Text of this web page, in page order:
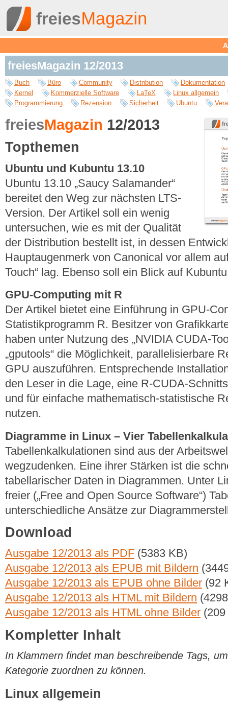
freiesMagazin 12/2013
Buch Büro Community Distribution
Dokumentation
Kernel
Kommerzielle Software LaTeX
Linux allgemein
Programmierung
Rezension Sicherheit Ubuntu
freiesMagazin 12/2013
Topthemen
Ubuntu und Kubuntu 13.10
Ubuntu 13.10 „Saucy Salamander“
bereitet den Weg zur nächsten LTS-
Version. Der Artikel soll ein wenig
untersuchen, wie es mit der Qualität
der Distribution bestellt ist, in dessen
Hauptaugenmerk von Canonical vor allem
Touch“ lag. Ebenso soll ein Blick auf
GPU-Computing mit R
Der Artikel bietet eine Einführung in GPU-
Statistikprogramm R. Besitzer von
haben unter Nutzung des „NVIDIA CUDA-
„gputools“ die Möglichkeit, parallelisierbare
GPU auszuführen. Entsprechende
den Leser in die Lage, eine R-CUDA-
und für einfache mathematisch-statistische
nutzen.
Diagramme in Linux – Vier
Tabellenkalkulationen sind aus der
wegzudenken. Eine ihrer Stärken ist die
tabellarischer Daten in Diagrammen. Unter
freier („Free and Open Source Software“)
unterschiedliche Ansätze zur
Download
Ausgabe 12/2013 als PDF (5383 KB)
Ausgabe 12/2013 als EPUB mit Bildern
Ausgabe 12/2013 als EPUB ohne Bilder (92
Ausgabe 12/2013 als HTML mit Bildern
Ausgabe 12/2013 als HTML ohne Bilder
Kompletter Inhalt
In Klammern findet man beschreibende Tags,
Kategorie zuordnen zu können.
Linux allgemein